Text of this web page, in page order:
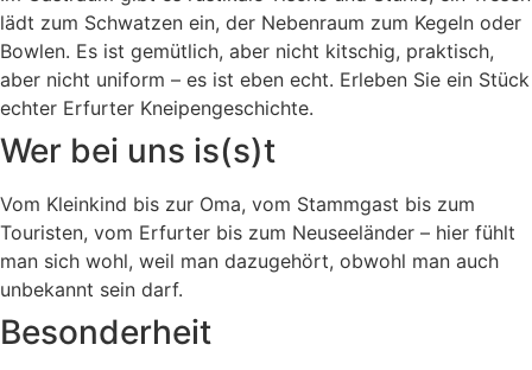
lädt zum Schwatzen ein, der Nebenraum zum Kegeln oder
Bowlen. Es ist gemütlich, aber nicht kitschig, praktisch,
aber nicht uniform – es ist eben echt. Erleben Sie ein Stück
echter Erfurter Kneipengeschichte.
Wer bei uns is(s)t
Vom Kleinkind bis zur Oma, vom Stammgast bis zum
Touristen, vom Erfurter bis zum Neuseeländer – hier fühlt
man sich wohl, weil man dazugehört, obwohl man auch
unbekannt sein darf.
Besonderheit